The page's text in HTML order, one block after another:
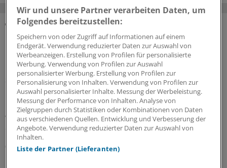
MEHR ZUM THEMA
Leitliniennutzung
Hausärzte wünschen sich Leitlinien kürzer,
strukturierter und praxisnäher
In hausärztlichen Praxen wird durchaus regelmäßig auf
Leitlinien zurückgegriffen – eine Umfrage zeigt allerdings
wegen Zeitmangels und zu umfangreicher Dokumente
deutlichen Verbesserungsbedarf.
03.08.2026
Wir und unsere Partner verarbeiten Daten, um
Folgendes bereitzustellen:
Speichern von oder Zugriff auf Informationen auf einem
Endgerät. Verwendung reduzierter Daten zur Auswahl von
Werbeanzeigen. Erstellung von Profilen für personalisierte
Werbung. Verwendung von Profilen zur Auswahl
personalisierter Werbung. Erstellung von Profilen zur
Personalisierung von Inhalten. Verwendung von Profilen zur
Auswahl personalisierter Inhalte. Messung der Werbeleistung.
Messung der Performance von Inhalten. Analyse von
Zielgruppen durch Statistiken oder Kombinationen von Daten
aus verschiedenen Quellen. Entwicklung und Verbesserung der
Angebote. Verwendung reduzierter Daten zur Auswahl von
Inhalten.
Liste der Partner (Lieferanten)